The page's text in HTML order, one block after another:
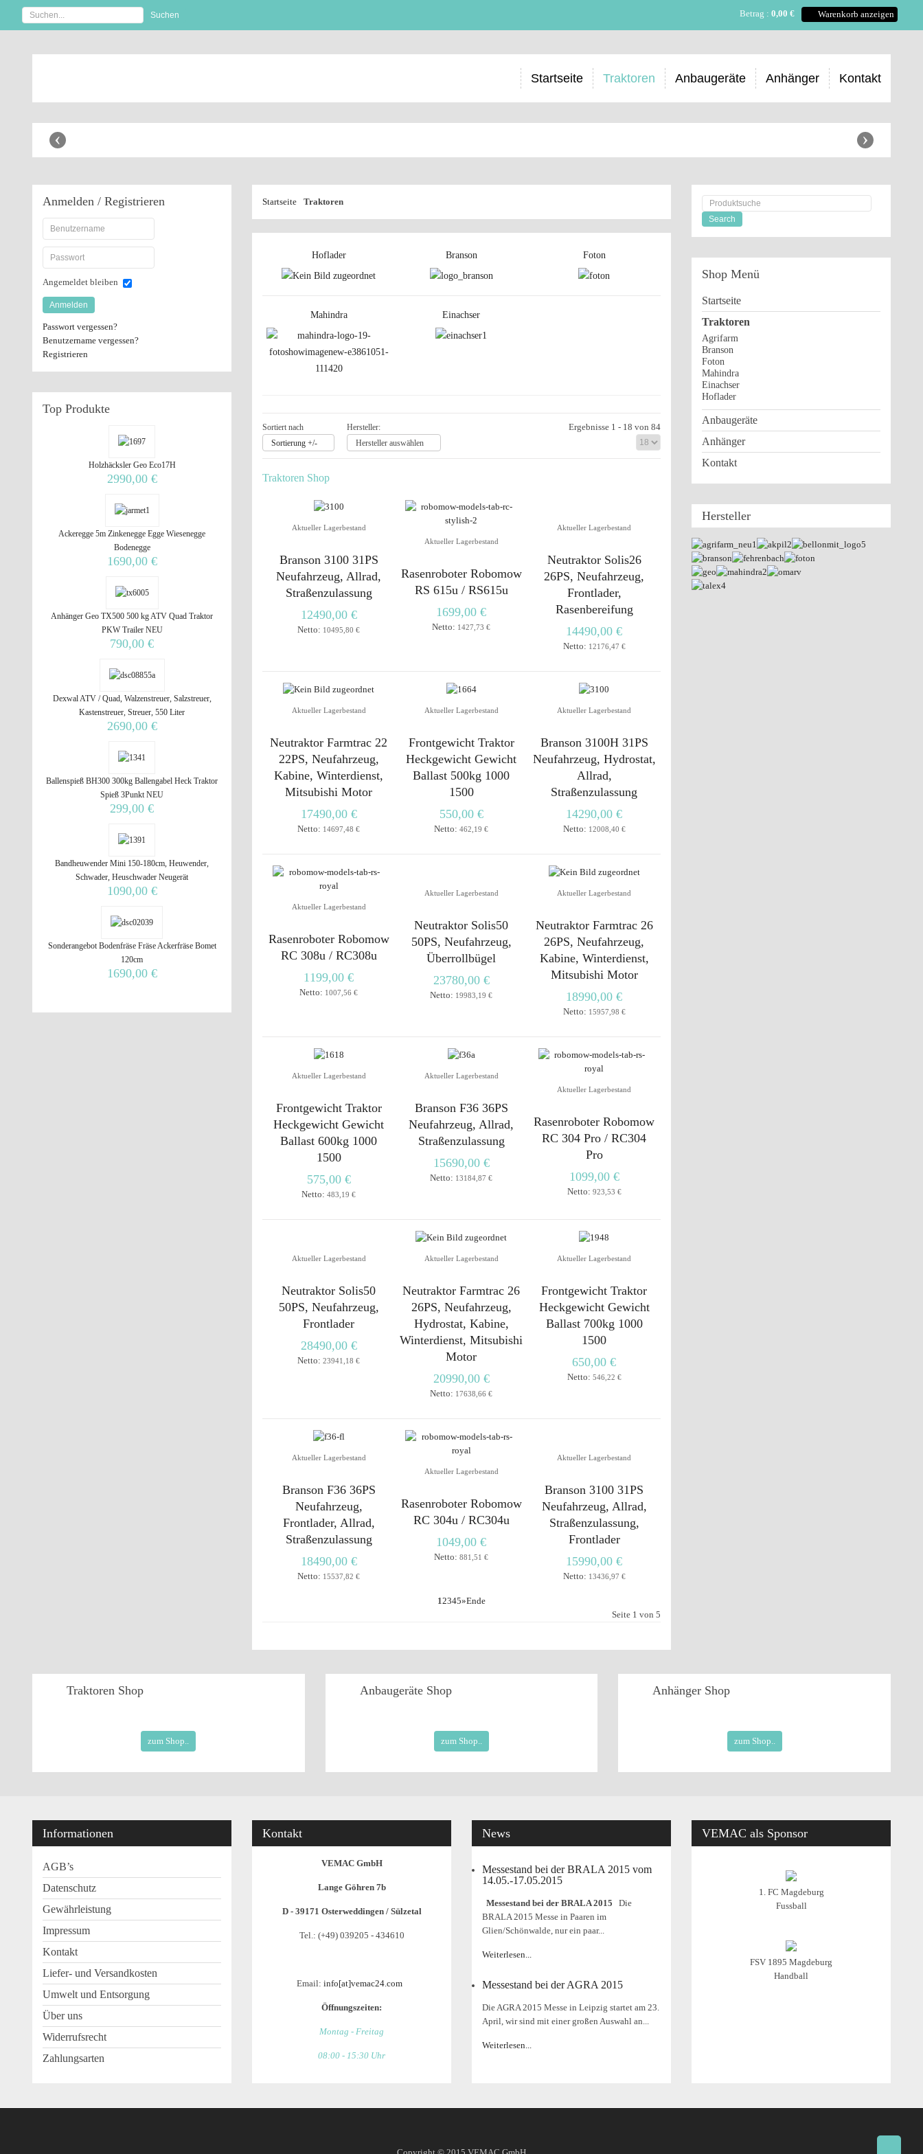
Betrag : 0,00 € Warenkorb anzeigen
Startseite Traktoren Anbaugeräte Anhänger Kontakt
›
‹
Startseite Traktoren
Hoflader Branson Foton
Mahindra Einachser
Sortiert nach
Sortierung +/-
Hersteller:
Hersteller auswählen
Ergebnisse 1 - 18 von 84
Traktoren Shop
Aktueller Lagerbestand
Branson 3100 31PS
Neufahrzeug, Allrad,
Straßenzulassung
12490,00 €
Netto: 10495,80 €
Aktueller Lagerbestand
Rasenroboter Robomow
RS 615u / RS615u
1699,00 €
Netto: 1427,73 €
Aktueller Lagerbestand
Neutraktor Solis26
26PS, Neufahrzeug,
Frontlader,
Rasenbereifung
14490,00 €
Netto: 12176,47 €
Aktueller Lagerbestand
Neutraktor Farmtrac 22
22PS, Neufahrzeug,
Kabine, Winterdienst,
Mitsubishi Motor
17490,00 €
Netto: 14697,48 €
Aktueller Lagerbestand
Frontgewicht Traktor
Heckgewicht Gewicht
Ballast 500kg 1000
1500
550,00 €
Netto:462,19 €
Aktueller Lagerbestand
Branson 3100H 31PS
Neufahrzeug, Hydrostat,
Allrad,
Straßenzulassung
14290,00 €
Netto: 12008,40 €
Aktueller Lagerbestand
Rasenroboter Robomow
RC 308u / RC308u
1199,00 €
Netto: 1007,56 €
Aktueller Lagerbestand
Neutraktor Solis50
50PS, Neufahrzeug,
Überrollbügel
23780,00 €
Netto: 19983,19 €
Aktueller Lagerbestand
Neutraktor Farmtrac 26
26PS, Neufahrzeug,
Kabine, Winterdienst,
Mitsubishi Motor
18990,00 €
Netto: 15957,98 €
Aktueller Lagerbestand
Frontgewicht Traktor
Heckgewicht Gewicht
Ballast 600kg 1000
1500
575,00 €
Netto:483,19 €
Aktueller Lagerbestand
Branson F36 36PS
Neufahrzeug, Allrad,
Straßenzulassung
15690,00 €
Netto: 13184,87 €
Aktueller Lagerbestand
Rasenroboter Robomow
RC 304 Pro / RC304
Pro
1099,00 €
Netto: 923,53 €
Aktueller Lagerbestand
Neutraktor Solis50
50PS, Neufahrzeug,
Frontlader
28490,00 €
Netto:23941,18 €
Aktueller Lagerbestand
Neutraktor Farmtrac 26
26PS, Neufahrzeug,
Hydrostat, Kabine,
Winterdienst, Mitsubishi
Motor
20990,00 €
Netto: 17638,66 €
Aktueller Lagerbestand
Frontgewicht Traktor
Heckgewicht Gewicht
Ballast 700kg 1000
1500
650,00 €
Netto: 546,22 €
Aktueller Lagerbestand
Branson F36 36PS
Neufahrzeug,
Frontlader, Allrad,
Straßenzulassung
18490,00 €
Netto: 15537,82 €
Aktueller Lagerbestand
Rasenroboter Robomow
RC 304u / RC304u
1049,00 €
Netto:881,51 €
Aktueller Lagerbestand
Branson 3100 31PS
Neufahrzeug, Allrad,
Straßenzulassung,
Frontlader
15990,00 €
Netto: 13436,97 €
12345»Ende
Seite 1 von 5
Anmelden / Registrieren
Angemeldet bleiben
Anmelden
Passwort vergessen?
Benutzername vergessen?
Registrieren
Top Produkte
Holzhäcksler Geo Eco17H
2990,00 €
Ackeregge 5m Zinkenegge Egge Wiesenegge
Bodenegge
1690,00 €
Anhänger Geo TX500 500 kg ATV Quad Traktor
PKW Trailer NEU
790,00 €
Dexwal ATV / Quad, Walzenstreuer, Salzstreuer,
Kastenstreuer, Streuer, 550 Liter
2690,00 €
Ballenspieß BH300 300kg Ballengabel Heck Traktor
Spieß 3Punkt NEU
299,00 €
Bandheuwender Mini 150-180cm, Heuwender,
Schwader, Heuschwader Neugerät
1090,00 €
Sonderangebot Bodenfräse Fräse Ackerfräse Bomet
120cm
1690,00 €
Shop Menü
Startseite
Traktoren
Agrifarm
Branson
Foton
Mahindra
Einachser
Hoflader
Anbaugeräte
Anhänger
Kontakt
Hersteller
Traktoren Shop
zum Shop..
AnbaugeräteShop
zum Shop..
Anhänger Shop
zum Shop..
Informationen
AGB’s
Datenschutz
Gewährleistung
Impressum
Kontakt
Liefer- und Versandkosten
Umwelt und Entsorgung
Über uns
Widerrufsrecht
Zahlungsarten
Kontakt
VEMAC GmbH
Lange Göhren 7b
D - 39171 Osterweddingen / Sülzetal
Tel.: (+49) 039205 - 434610
Email: info[at]vemac24.com
Öffnungszeiten:
Montag - Freitag
08:00 - 15:30 Uhr
News
Messestand bei der BRALA 2015 vom
14.05.-17.05.2015
Messestand bei der BRALA 2015 Die
BRALA 2015 Messe in Paaren im
Glien/Schönwalde, nur ein paar...
Weiterlesen...
Messestand bei der AGRA 2015
Die AGRA 2015 Messe in Leipzig startet am 23.
April, wir sind mit einer großen Auswahl an...
Weiterlesen...
VEMAC als Sponsor
1. FC Magdeburg
Fussball
FSV 1895 Magdeburg
Handball